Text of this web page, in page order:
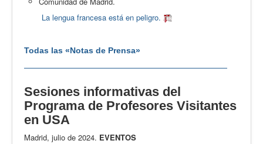
La lengua francesa está en peligro.
Todas las «Notas de Prensa»
Sesiones informativas del
Programa de Profesores Visitantes
en USA
Madrid, julio de 2024. EVENTOS